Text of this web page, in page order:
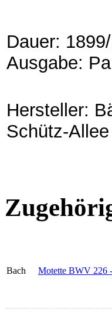
Dauer:
Ausgabe:
Hersteller:
Schütz-
Bach Motette BWV 226